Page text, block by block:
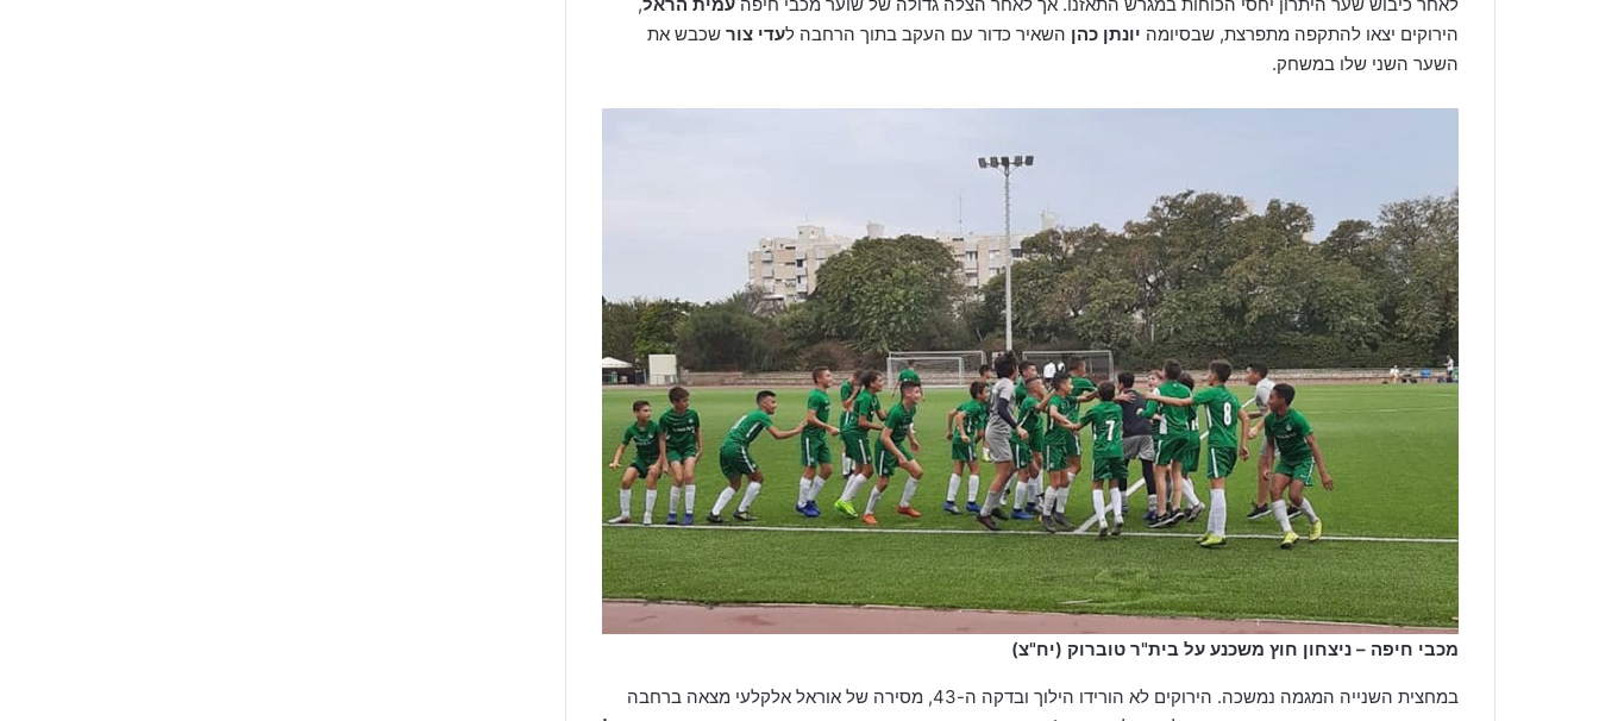
הירוקים יצאו להתקפה מתפרצת, שבסיומה יונתן כהן השאיר כדור עם העקב בתוך הרחבה לעדי צור שכבש את
השער השני שלו במשחק.
מכבי חיפה – ניצחון חוץ משכנע על בית"ר טוברוק (יח"צ)
במחצית השנייה המגמה נמשכה. הירוקים לא הורידו הילוך ובדקה ה-43, מסירה של אוראל אלקלעי מצאה ברחבה